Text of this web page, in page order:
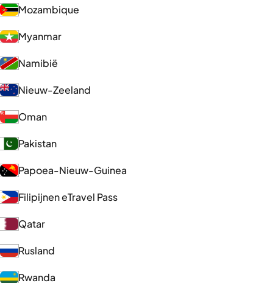
Mozambique
Myanmar
Namibië
Nieuw-Zeeland
Oman
Pakistan
Papoea-Nieuw-Guinea
Filipijnen eTravel Pass
Qatar
Rusland
Rwanda